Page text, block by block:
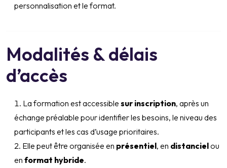
personnalisation et le format.
Modalités & délais
d’accès
La formation est accessible sur inscription, après un
échange préalable pour identifier les besoins, le niveau des
participants et les cas d’usage prioritaires.
Elle peut être organisée en présentiel, en distancielou
en format hybride.